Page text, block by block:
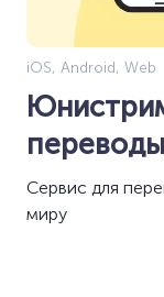
iOS, Android, Web
переводы
Сервис для
миру